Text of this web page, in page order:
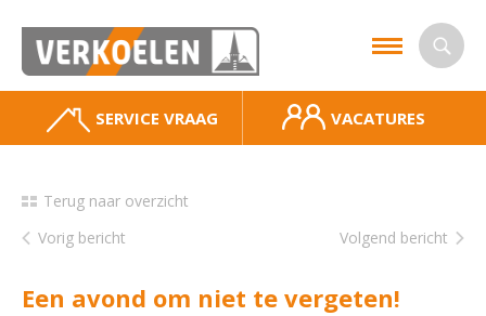
SERVICE VRAAG VACATURES
Terug naar overzicht
Vorig bericht
Volgend bericht
Een avond om niet te vergeten!